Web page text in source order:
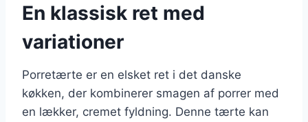
En klassisk ret med
variationer
Porretærte er en elsket ret i det danske
køkken, der kombinerer smagen af porrer med
en lækker, cremet fyldning. Denne tærte kan